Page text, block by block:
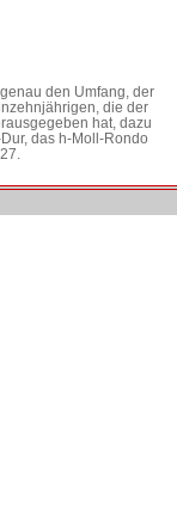
den Umfang, der
die der
hat, dazu
das h-Moll-Rondo